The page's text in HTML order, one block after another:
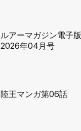
ルアーマガジン電子版
2026年04月号
陸王マンガ第06話